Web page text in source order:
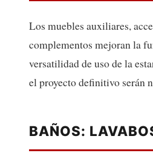
Los muebles auxiliares,
complementos mejoran la
versatilidad de uso de la
el proyecto definitivo serán
BAÑOS: